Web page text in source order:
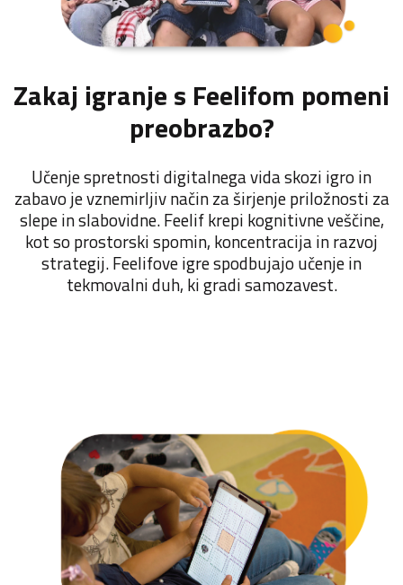
Zakaj igranje s Feelifom pomeni
preobrazbo?
Učenje spretnosti digitalnega vida skozi igro in
zabavo je vznemirljiv način za širjenje priložnosti za
slepe in slabovidne. Feelif krepi kognitivne veščine,
kot so prostorski spomin, koncentracija in razvoj
strategij. Feelifove igre spodbujajo učenje in
tekmovalni duh, ki gradi samozavest.